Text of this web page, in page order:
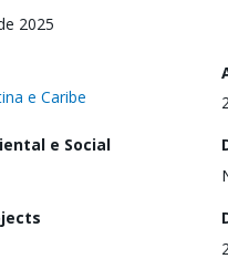
2025
e Caribe
e Social